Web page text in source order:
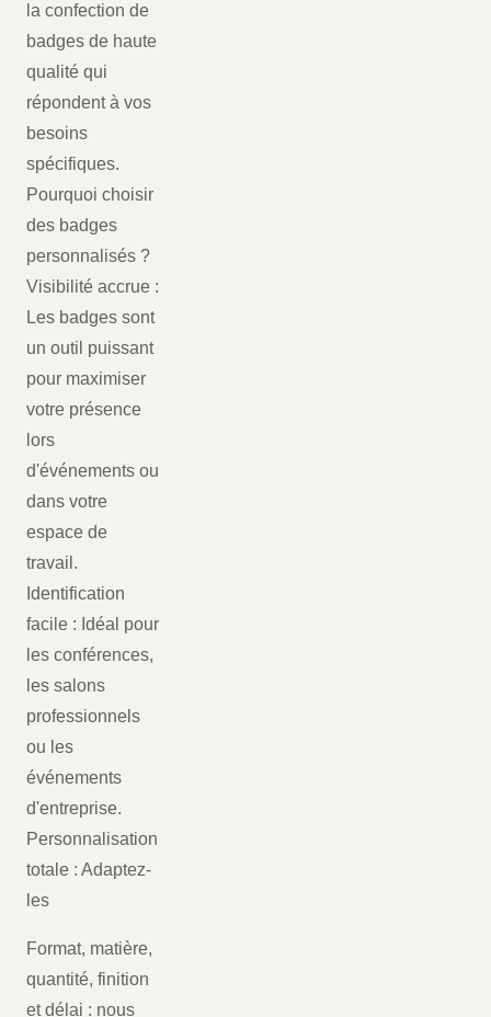
la confection de
badges de haute
qualité qui
répondent à vos
besoins
spécifiques.
Pourquoi choisir
des badges
personnalisés ?
Visibilité accrue :
Les badges sont
un outil puissant
pour maximiser
votre présence
lors
d'événements ou
dans votre
espace de
travail.
Identification
facile : Idéal pour
les conférences,
les salons
professionnels
ou les
événements
d'entreprise.
Personnalisation
totale : Adaptez-
les
Format, matière,
quantité, finition
et délai : nous